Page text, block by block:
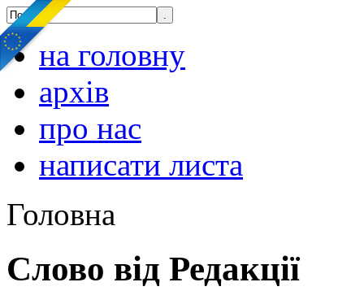
на головну
архів
про нас
написати листа
Головна
Слово від Редакції